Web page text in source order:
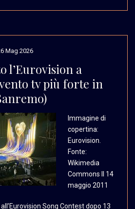
Mag 2026
l’Eurovision a
tv più forte in
Immagine di
copertina:
Eurovision.
Fonte:
Wikimedia
Commons Il 14
maggio 2011
Song Contest dopo 13